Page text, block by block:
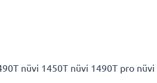
nüvi 1450T nüvi 1490T pro